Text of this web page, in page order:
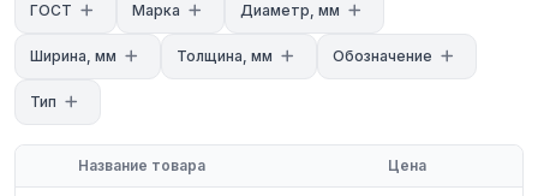
ГОСТ Марка Диаметр, мм
Ширина, мм Толщина, мм Обозначение
Тип
Название товара Цена